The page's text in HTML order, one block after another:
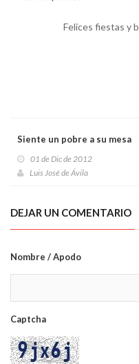
Felices fiestas y
Siente un pobre a su mesa
01 de Dic de 2012
Luis José de Ávila
DEJAR UN COMENTARIO
Nombre / Apodo
Captcha